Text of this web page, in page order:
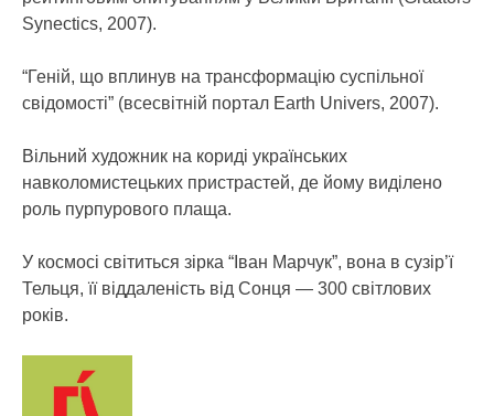
Synectics, 2007).
“Геній, що вплинув на трансформацію суспільної
свідомості” (все­світній портал Earth Univers, 2007).
Вільний художник на кориді українських
навколомистецьких пристрастей, де йому виділено
роль пурпурового плаща.
У космосі світиться зірка “Іван Марчук”, вона в сузір’ї
Тельця, її віддаленість від Сонця — 300 світлових
років.